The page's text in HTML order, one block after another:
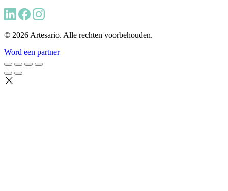
© 2026 Artesario. Alle rechten voorbehouden.
Word een partner